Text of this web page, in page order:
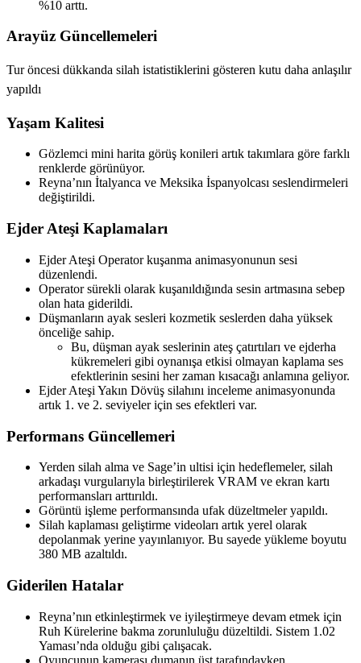
%10 arttı.
Arayüz Güncellemeleri
Tur öncesi dükkanda silah istatistiklerini gösteren kutu daha anlaşılır
yapıldı
Yaşam Kalitesi
Gözlemci mini harita görüş konileri artık takımlara göre farklı
renklerde görünüyor.
Reyna’nın İtalyanca ve Meksika İspanyolcası seslendirmeleri
değiştirildi.
Ejder Ateşi Kaplamaları
Ejder Ateşi Operator kuşanma animasyonunun sesi
düzenlendi.
Operator sürekli olarak kuşanıldığında sesin artmasına sebep
olan hata giderildi.
Düşmanların ayak sesleri kozmetik seslerden daha yüksek
önceliğe sahip.
Bu, düşman ayak seslerinin ateş çatırtıları ve ejderha
kükremeleri gibi oynanışa etkisi olmayan kaplama ses
efektlerinin sesini her zaman kısacağı anlamına geliyor.
Ejder Ateşi Yakın Dövüş silahını inceleme animasyonunda
artık 1. ve 2. seviyeler için ses efektleri var.
Performans Güncellemeri
Yerden silah alma ve Sage’in ultisi için hedeflemeler, silah
arkadaşı vurgularıyla birleştirilerek VRAM ve ekran kartı
performansları arttırıldı.
Görüntü işleme performansında ufak düzeltmeler yapıldı.
Silah kaplaması geliştirme videoları artık yerel olarak
depolanmak yerine yayınlanıyor. Bu sayede yükleme boyutu
380 MB azaltıldı.
Giderilen Hatalar
Reyna’nın etkinleştirmek ve iyileştirmeye devam etmek için
Ruh Kürelerine bakma zorunluluğu düzeltildi. Sistem 1.02
Yaması’nda olduğu gibi çalışacak.
Oyuncunun kamerası dumanın üst tarafındayken